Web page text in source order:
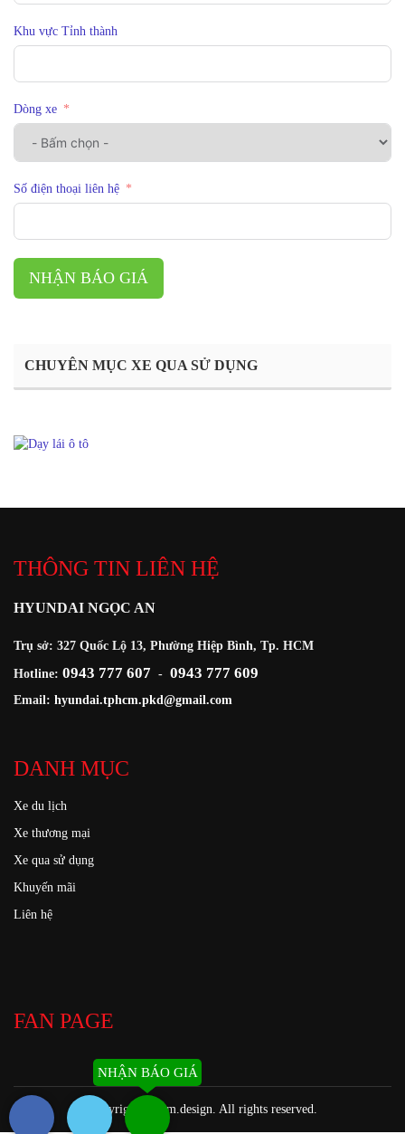
Khu vực Tỉnh thành
Dòng xe
Số điện thoại liên hệ
NHẬN BÁO GIÁ
CHUYÊN MỤC XE QUA SỬ DỤNG
THÔNG TIN LIÊN HỆ
HYUNDAI NGỌC AN
Trụ sở: 327 Quốc Lộ 13, Phường Hiệp Bình, Tp. HCM
Hotline: 0943 777 607 - 0943 777 609
Email: hyundai.tphcm.pkd@gmail.com
DANH MỤC
Xe du lịch
Xe thương mại
Xe qua sử dụng
Khuyến mãi
Liên hệ
FAN PAGE
Copyright © kim.design . All rights reserved.
NHẬN BÁO GIÁ